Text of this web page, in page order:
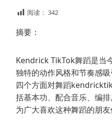
阅读： 342
摘要：
Kendrick TikTok舞蹈是当
独特的动作风格和节奏感
四个方面对舞蹈
括基本功、配合音乐、编
为广大喜欢这种舞蹈的朋友